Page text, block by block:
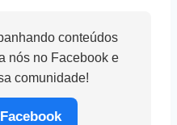
conteúdos
nós no Facebook e
comunidade!